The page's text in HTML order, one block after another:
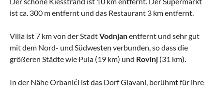
ist ca. 300 m entfernt und das Restaurant 3 km entfernt.
Villa ist 7 km von der StadtVodnjanentfernt und sehr gut
mit dem Nord- und Südwesten verbunden, so dass die
größeren Städte wie Pula (19 km) und Rovinj (31 km).
In der Nähe Orbanići ist das Dorf Glavani, berühmt für ihre